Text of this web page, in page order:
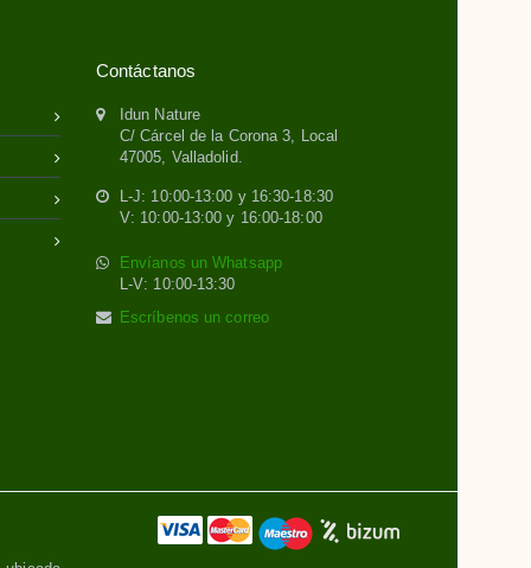
Contáctanos
Idun Nature
C/ Cárcel de la Corona 3, Local
47005, Valladolid.
L-J: 10:00-13:00 y 16:30-18:30
V: 10:00-13:00 y 16:00-18:00
Envíanos un Whatsapp
L-V: 10:00-13:30
Escríbenos un correo